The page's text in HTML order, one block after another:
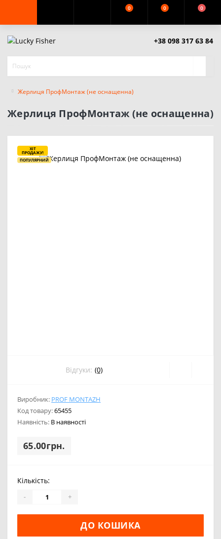
0 0 0
+38 098 317 63 84
Жерлиця ПрофМонтаж (не оснащенна)
Жерлиця ПрофМонтаж (не оснащенна)
ХІТ
ПРОДАЖУ!
ПОПУЛЯРНИЙ
Відгуки: (0)
Виробник: PROF MONTAZH
Код товару:65455
Наявність: В наявності
65.00грн.
Кількість:
- +
ДО КОШИКА